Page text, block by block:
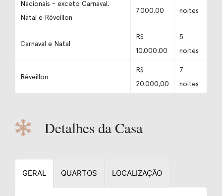
Nacionais - exceto Carnaval,
Natal e Réveillon
7.000,00
noites
Carnaval e Natal
R$
10.000,00
5
noites
Réveillon
R$
20.000,00
7
noites
Detalhes da Casa
GERAL QUARTOS LOCALIZAÇÃO